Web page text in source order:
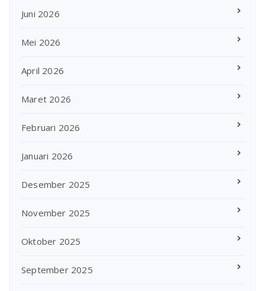
Juni 2026
Mei 2026
April 2026
Maret 2026
Februari 2026
Januari 2026
Desember 2025
November 2025
Oktober 2025
September 2025